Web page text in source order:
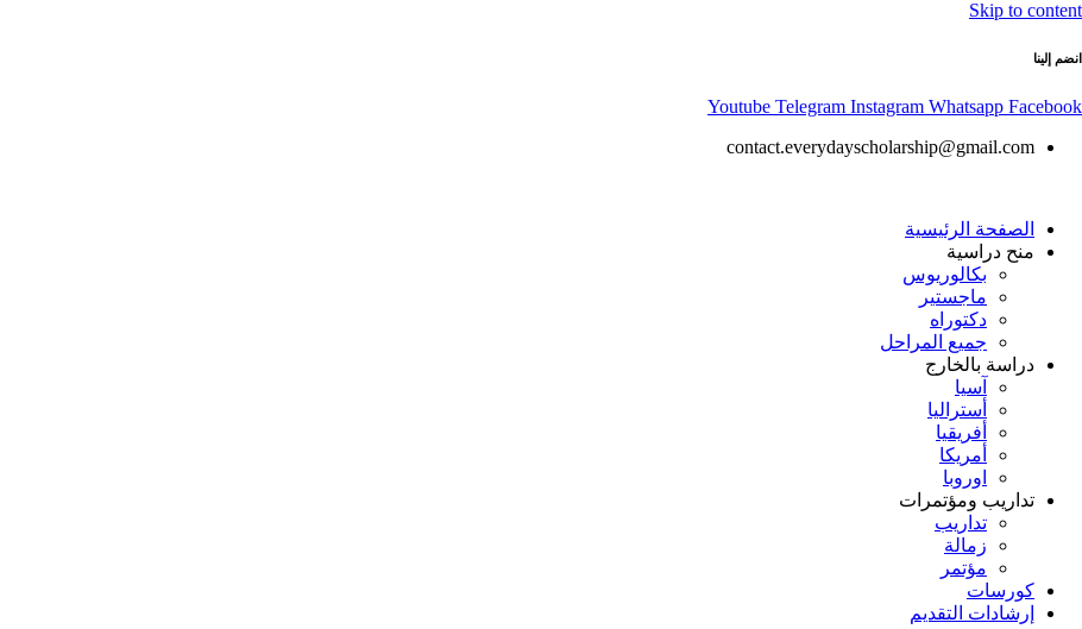
Skip to content
انضم إلينا
Youtube Telegram Instagram Whatsapp Facebook
contact.everydayscholarship@gmail.com
الصفحة الرئيسية
منح دراسية
بكالوريوس
ماجستير
دكتوراه
جميع المراحل
دراسة بالخارج
آسيا
أستراليا
أفريقيا
أمريكا
اوروبا
تداريب ومؤتمرات
تداريب
زمالة
مؤتمر
كورسات
إرشادات التقديم